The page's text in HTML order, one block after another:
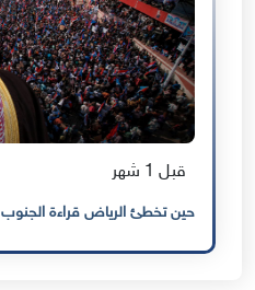
قبل 1 شهر
حين تخطئ الرياض قراءة الجنوب